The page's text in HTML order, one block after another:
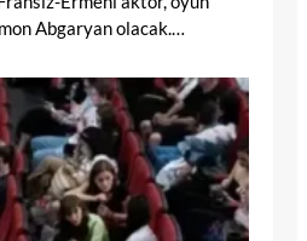
Abgaryan olacak.…